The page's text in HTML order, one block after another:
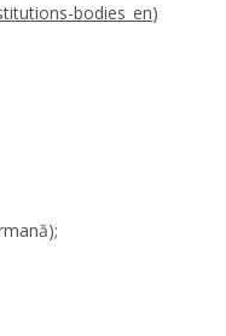
bodies_en)